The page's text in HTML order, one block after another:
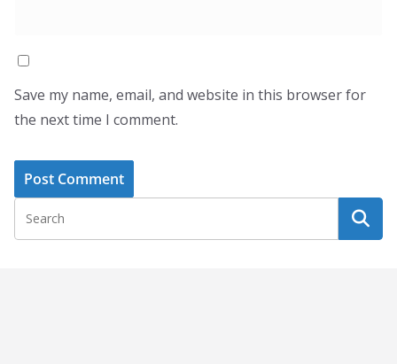
Save my name, email, and website in this browser for
the next time I comment.